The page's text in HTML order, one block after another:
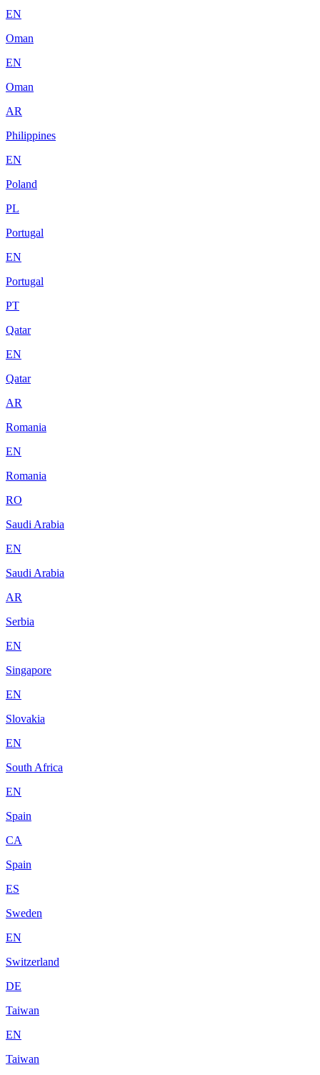
EN
Oman
EN
Oman
AR
Philippines
EN
Poland
PL
Portugal
EN
Portugal
PT
Qatar
EN
Qatar
AR
Romania
EN
Romania
RO
Saudi Arabia
EN
Saudi Arabia
AR
Serbia
EN
Singapore
EN
Slovakia
EN
South Africa
EN
Spain
CA
Spain
ES
Sweden
EN
Switzerland
DE
Taiwan
EN
Taiwan